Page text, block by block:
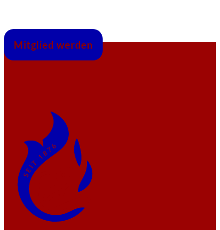
Mitglied werden